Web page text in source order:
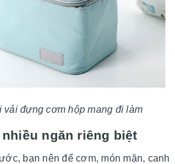
vải đựng cơm hộp mang đi làm
ngăn riêng biệt
bạn nên để cơm, món mặn, canh